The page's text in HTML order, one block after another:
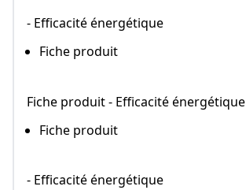
- Efficacité énergétique
Fiche produit
Fiche produit - Efficacité énergétique
Fiche produit
- Efficacité énergétique